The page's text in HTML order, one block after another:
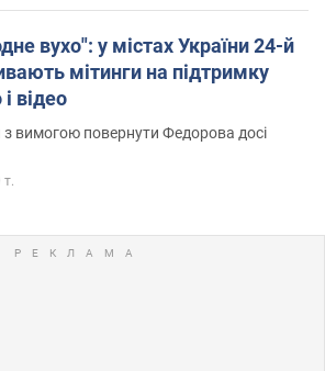
вухо": у містах України 24-й
мітинги на підтримку
відео
з вимогою повернути Федорова досі
т.